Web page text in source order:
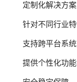
定制化解决方案
针对不同行业
支持跨平台系
提供个性化功